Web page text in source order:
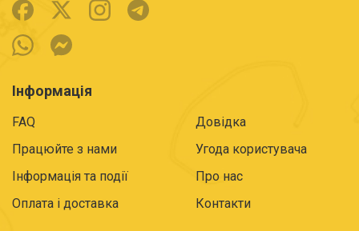
Інформація
FAQ
Довідка
Працюйте з нами
Угода користувача
Інформація та події
Про нас
Оплата і доставка
Контакти